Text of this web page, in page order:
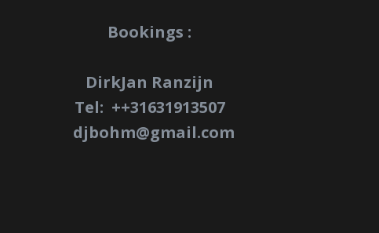
Bookings :
DirkJan Ranzijn
Tel: ++31631913507
djbohm@gmail.com